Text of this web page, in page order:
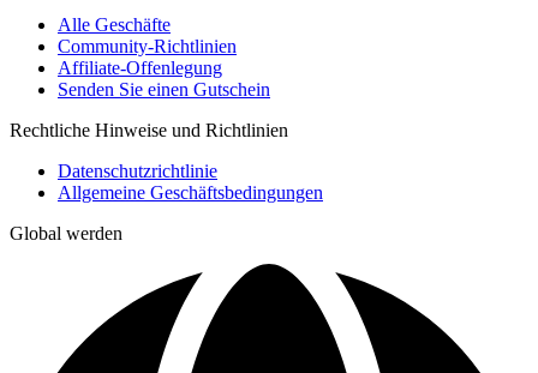
Alle Geschäfte
Community-Richtlinien
Affiliate-Offenlegung
Senden Sie einen Gutschein
Rechtliche Hinweise und Richtlinien
Datenschutzrichtlinie
Allgemeine Geschäftsbedingungen
Global werden